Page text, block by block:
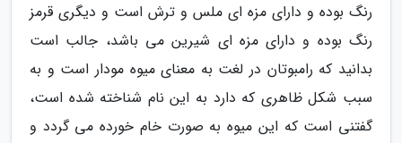
رنگ بوده و دارای مزه ای ملس و ترش است و دیگری قرمز
رنگ بوده و دارای مزه ای شیرین می باشد، جالب است
بدانید که رامبوتان در لغت به معنای میوه مودار است و به
سبب شکل ظاهری که دارد به این نام شناخته شده است،
گفتنی است که این میوه به صورت خام خورده می گردد و